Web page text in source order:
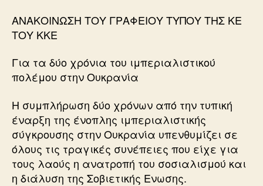
ΑΝΑΚΟΙΝΩΣΗ ΤΟΥ ΓΡΑΦΕΙΟΥ ΤΥΠΟΥ ΤΗΣ ΚΕ
ΤΟΥ ΚΚΕ
Για τα δύο χρόνια του ιμπεριαλιστικού
πολέμου στην Ουκρανία
Η συμπλήρωση δύο χρόνων από την τυπική
έναρξη της ένοπλης ιμπεριαλιστικής
σύγκρουσης στην Ουκρανία υπενθυμίζει σε
όλους τις τραγικές συνέπειες που είχε για
τους λαούς η ανατροπή του σοσιαλισμού και
η διάλυση της Σοβιετικής Ενωσης.